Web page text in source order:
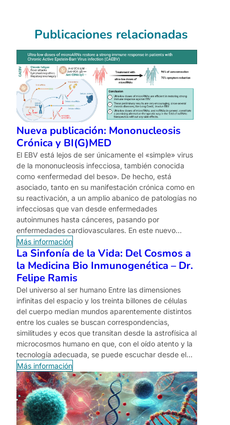
Publicaciones relacionadas
Nueva publicación: Mononucleosis
Crónica y BI(G)MED
El EBV está lejos de ser únicamente el «simple» virus
de la mononucleosis infecciosa, también conocida
como «enfermedad del beso». De hecho, está
asociado, tanto en su manifestación crónica como en
su reactivación, a un amplio abanico de patologías no
infecciosas que van desde enfermedades
autoinmunes hasta cánceres, pasando por
enfermedades cardiovasculares. En este nuevo…
Más información
La Sinfonía de la Vida: Del Cosmos a
la Medicina Bio Inmunogenética – Dr.
Felipe Ramis
Del universo al ser humano Entre las dimensiones
infinitas del espacio y los treinta billones de células
del cuerpo median mundos aparentemente distintos
entre los cuales se buscan correspondencias,
similitudes y ecos que transitan desde la astrofísica al
microcosmos humano en que, con el oído atento y la
tecnología adecuada, se puede escuchar desde el…
Más información